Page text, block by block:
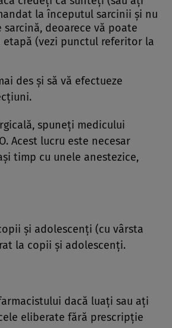
la începutul sarcinii şi nu
deoarece vă poate
(vezi punctul referitor la
des şi să vă efectueze
spuneţi medicului
Acest lucru este necesar
timp cu unele anestezice,
şi adolescenţi (cu vârsta
la copii şi adolescenţi.
dacă luaţi sau aţi
eliberate fără prescripţie